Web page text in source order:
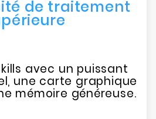
de traitement
avec un puissant
une carte graphique
mémoire généreuse.